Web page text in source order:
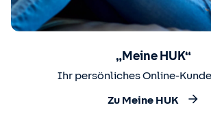
„Meine HUK“
Ihr persönliches Online-
Zu Meine HUK